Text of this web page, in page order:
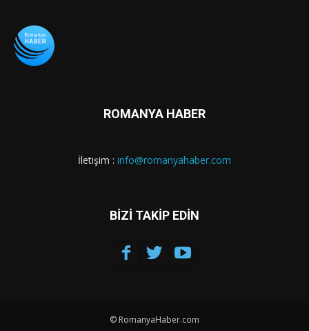
ROMANYA HABER
İletişim : info@romanyahaber.com
BİZİ TAKİP EDİN
© RomanyaHaber.com